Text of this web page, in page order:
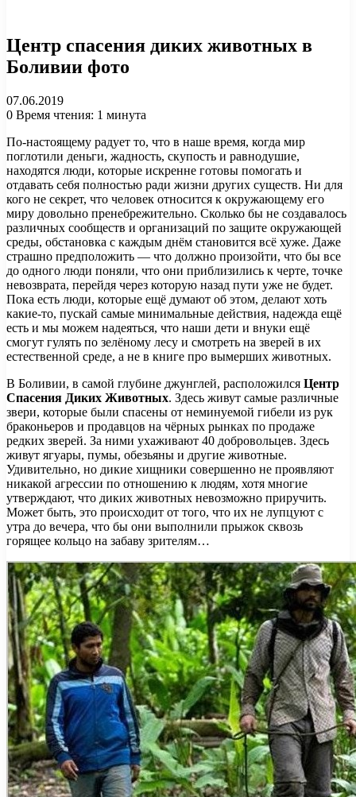
Центр спасения диких животных в
Боливии фото
07.06.2019
0 Время чтения: 1 минута
По-настоящему радует то, что в наше время, когда мир
поглотили деньги, жадность, скупость и равнодушие,
находятся люди, которые искренне готовы помогать и
отдавать себя полностью ради жизни других существ. Ни для
кого не секрет, что человек относится к окружающему его
миру довольно пренебрежительно. Сколько бы не создавалось
различных сообществ и организаций по защите окружающей
среды, обстановка с каждым днём становится всё хуже. Даже
страшно предположить — что должно произойти, что бы все
до одного люди поняли, что они приблизились к черте, точке
невозврата, перейдя через которую назад пути уже не будет.
Пока есть люди, которые ещё думают об этом, делают хоть
какие-то, пускай самые минимальные действия, надежда ещё
есть и мы можем надеяться, что наши дети и внуки ещё
смогут гулять по зелёному лесу и смотреть на зверей в их
естественной среде, а не в книге про вымерших животных.
В Боливии, в самой глубине джунглей, расположился Центр
Спасения Диких Животных. Здесь живут самые различные
звери, которые были спасены от неминуемой гибели из рук
браконьеров и продавцов на чёрных рынках по продаже
редких зверей. За ними ухаживают 40 добровольцев. Здесь
живут ягуары, пумы, обезьяны и другие животные.
Удивительно, но дикие хищники совершенно не проявляют
никакой агрессии по отношению к людям, хотя многие
утверждают, что диких животных невозможно приручить.
Может быть, это происходит от того, что их не лупцуют с
утра до вечера, что бы они выполнили прыжок сквозь
горящее кольцо на забаву зрителям…